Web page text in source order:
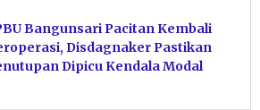
Bangunsari Pacitan Kembali
Disdagnaker Pastikan
Dipicu Kendala Modal